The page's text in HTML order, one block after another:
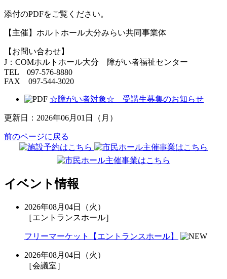
添付のPDFをご覧ください。
【主催】ホルトホール大分みらい共同事業体
【お問い合わせ】
J：COMホルトホール大分 障がい者福祉センター
TEL 097-576-8880
FAX 097-544-3020
☆障がい者対象☆ 受講生募集のお知らせ
更新日：2026年06月01日（月）
前のページに戻る
イベント情報
2026年08月04日（火）
［エントランスホール］
フリーマーケット【エントランスホール】
2026年08月04日（火）
［会議室］